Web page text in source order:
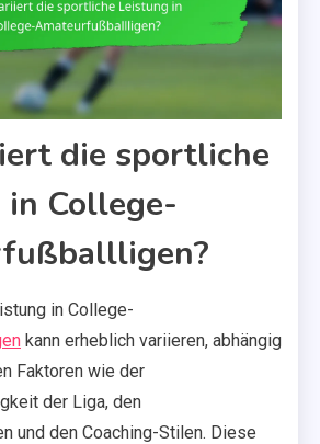
die sportliche
College-
in College-
kann erheblich variieren, abhängig
Faktoren wie der
der Liga, den
und den Coaching-Stilen. Diese